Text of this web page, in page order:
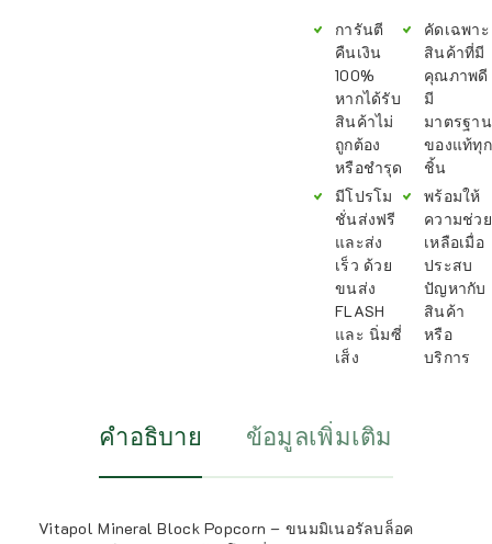
การันตี
คืนเงิน
100%
หากได้รับ
สินค้าไม่
ถูกต้อง
หรือชำรุด
มีโปรโม
ชั่นส่งฟรี
และส่ง
เร็ว ด้วย
ขนส่ง
FLASH
และ นิ่มซี่
เส็ง
คัดเฉพาะ
สินค้าที่มี
คุณภาพดี
มี
มาตรฐาน
ของแท้ทุก
ชิ้น
พร้อมให้
ความช่วย
เหลือเมื่อ
ประสบ
ปัญหากับ
สินค้า
หรือ
บริการ
คำอธิบาย ข้อมูลเพิ่มเติม
Vitapol Mineral Block Popcorn – ขนมมิเนอรัลบล็อค